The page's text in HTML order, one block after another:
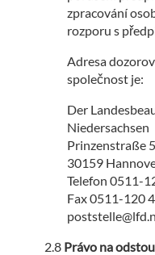
zpracování
rozporu s
Adresa
společnost je:
Der
Niedersachsen
Prinzenstraße 5
30159
Telefon 0511-
Fax 0511-120
Právo na